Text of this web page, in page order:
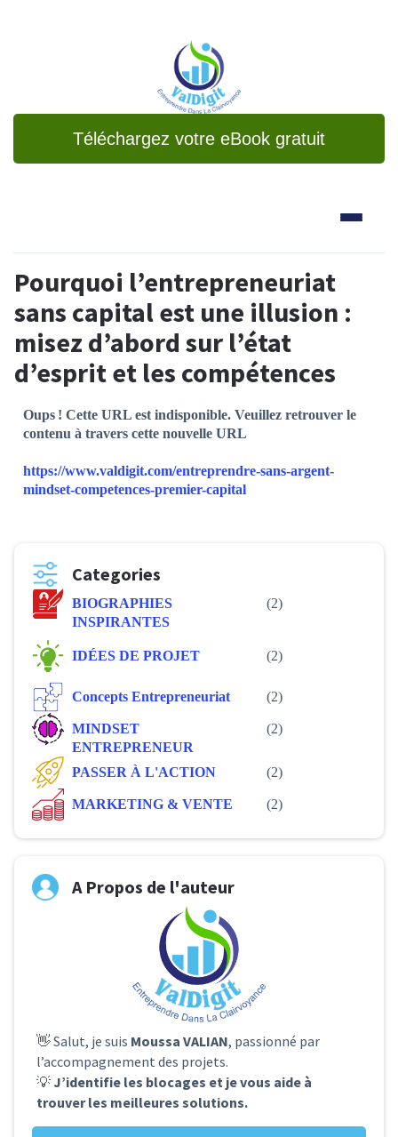
Téléchargez votre eBook gratuit
Pourquoi l’entrepreneuriat
sans capital est une illusion :
misez d’abord sur l’état
d’esprit et les compétences
Oups ! Cette URL est indisponible. Veuillez retrouver le
contenu à travers cette nouvelle URL
https://www.valdigit.com/entreprendre-sans-argent-
mindset-competences-premier-capital
Categories
BIOGRAPHIES
INSPIRANTES
(2)
IDÉES DE PROJET (2)
Concepts Entrepreneuriat (2)
MINDSET
ENTREPRENEUR
(2)
PASSER À L'ACTION (2)
MARKETING & VENTE (2)
A Propos de l'auteur
👋 Salut, je suis Moussa VALIAN, passionné par
l’accompagnement des projets.
💡 J’identifie les blocages et je vous aide à
trouver les meilleures solutions.